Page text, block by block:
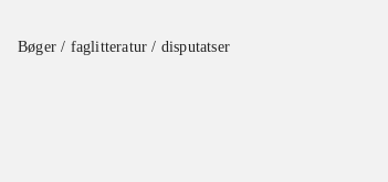
Bøger / faglitteratur / disputatser